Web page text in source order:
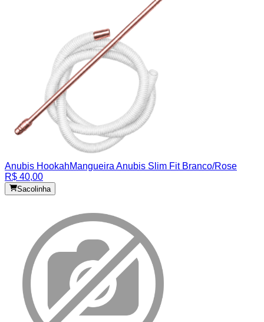
Anubis HookahMangueira Anubis Slim Fit Branco/Rose
R$ 40,00
Sacolinha